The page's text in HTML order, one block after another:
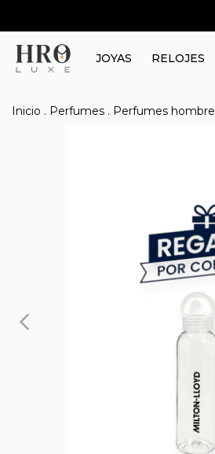
JOYAS RELOJES
Inicio . Perfumes . Perfumes hombre